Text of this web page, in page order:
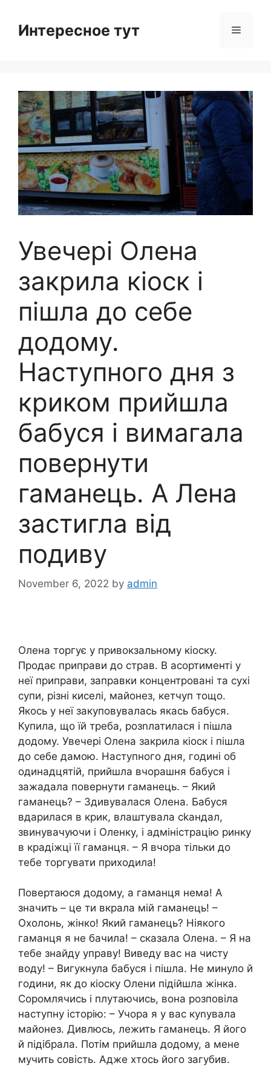
contentИнтересное тут Menu
Увечері Олена
закрила кіоск і
пішла до себе
додому.
Наступного дня з
криком прийшла
бабуся і вимагала
повернути
гаманець. A Лена
застигла від
подиву
November 6, 2022 by admin
Олена торгує у привокзальному кіоску.
Продає приправи до страв. В асортименті у
неї приправи, заправки концентровані та сухі
супи, різні киселі, майонез, кетчуп тощо.
Якось у неї закуповувалась якась бабуся.
Купила, що їй треба, розnлатилася і пішла
додому. Увечері Олена закрила кіоск і пішла
до себе дамою. Наступного дня, годині об
одинадцятій, прийшла вчорашня бабуся і
зажадала повернути гаманець. – Який
гаманець? – Здивувалася Олена. Бабуся
вдарилася в крик, влаштувала сkандал,
звинувачуючи і Оленку, і адміністрацію ринку
в крадіжці її гаманця. – Я вчора тільки до
тебе торгувати приходила!
Повертаюся додому, а гаманця нема! А
значить – це ти вкрала мій гаманець! –
Охолонь, жінко! Який гаманець? Ніякого
гаманця я не бачила! – сказала Олена. – Я на
тебе знайду управу! Виведу вас на чисту
воду! – Вигукнула бабуся і пішла. Не минуло й
години, як до кіоску Олени підійшла жінка.
Соромлячись і плутаючись, вона розповіла
наступну історію: – Учора я у вас куnувала
майонез. Дивлюсь, лежить гаманець. Я його
й підібрала. Потім прийшла додому, а мене
мучить совість. Адже хтось його загубив.